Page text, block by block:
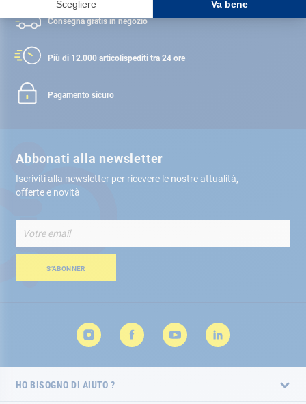
Consegna gratisin negozio
Più di 12.000 articolispediti tra 24 ore
Pagamento sicuro
Abbonati alla newsletter
Iscriviti alla newsletter per ricevere le nostre attualità,
offerte e novità
alla
nostra
Newsletter:S’ABONNER
HO BISOGNO DI AIUTO ?